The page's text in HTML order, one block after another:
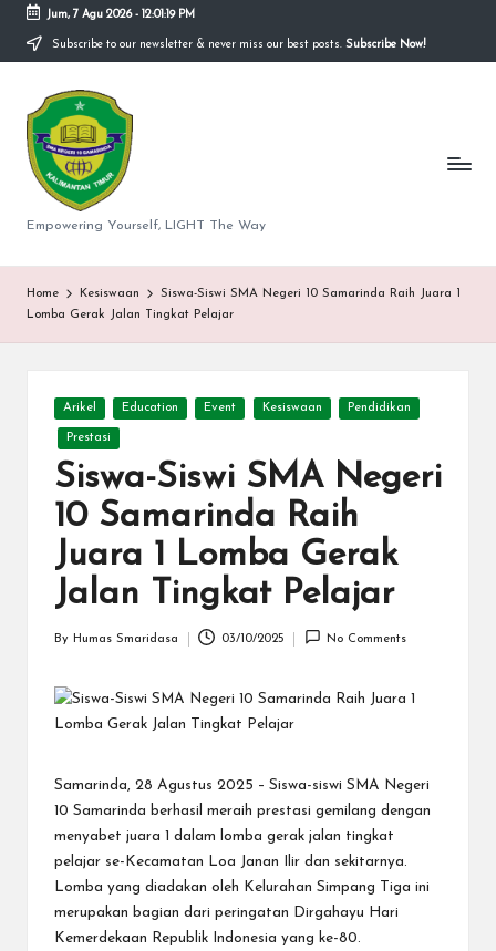
Skip
content
Jum, 7 Agu 2026- 12:01:20 PM
Subscribe to our newsletter & never miss our best posts. Subscribe Now!
S
M
A
N
e
g
er
m
Empowering Yourself, LIGHT The Way
Home Kesiswaan
Siswa-Siswi SMA Negeri 10 Samarinda Raih Juara 1
Lomba Gerak Jalan Tingkat Pelajar
Posted
in
Arikel Education Event Kesiswaan Pendidikan
Prestasi
Siswa-Siswi SMA Negeri
10 Samarinda Raih
Juara 1 Lomba Gerak
Jalan Tingkat Pelajar
By Humas Smaridasa 03/10/2025 No Comments
Samarinda, 28 Agustus 2025 – Siswa-siswi SMA Negeri
10 Samarinda berhasil meraih prestasi gemilang dengan
menyabet juara 1 dalam lomba gerak jalan tingkat
pelajar se-Kecamatan Loa Janan Ilir dan sekitarnya.
Lomba yang diadakan oleh Kelurahan Simpang Tiga ini
merupakan bagian dari peringatan Dirgahayu Hari
Kemerdekaan Republik Indonesia yang ke-80.